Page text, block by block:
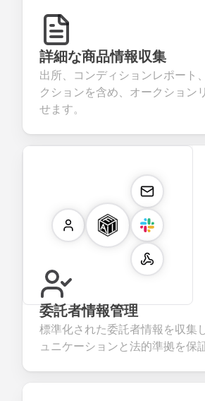
詳細な商品情報収集
出所、コンディションレポート
クションを含め、オークション
せます。
委託者情報管理
標準化された委託者情報を収集
ュニケーションと法的準拠を保